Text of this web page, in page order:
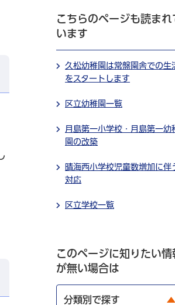
こちらのページも読まれ
います
久松幼稚園は常盤園舎での生
をスタートします
区立幼稚園一覧
月島第一小学校・月島第一幼
園の改築
晴海西小学校児童数増加に伴
対応
区立学校一覧
このページに知りたい情
が無い場合は
分類別で探す